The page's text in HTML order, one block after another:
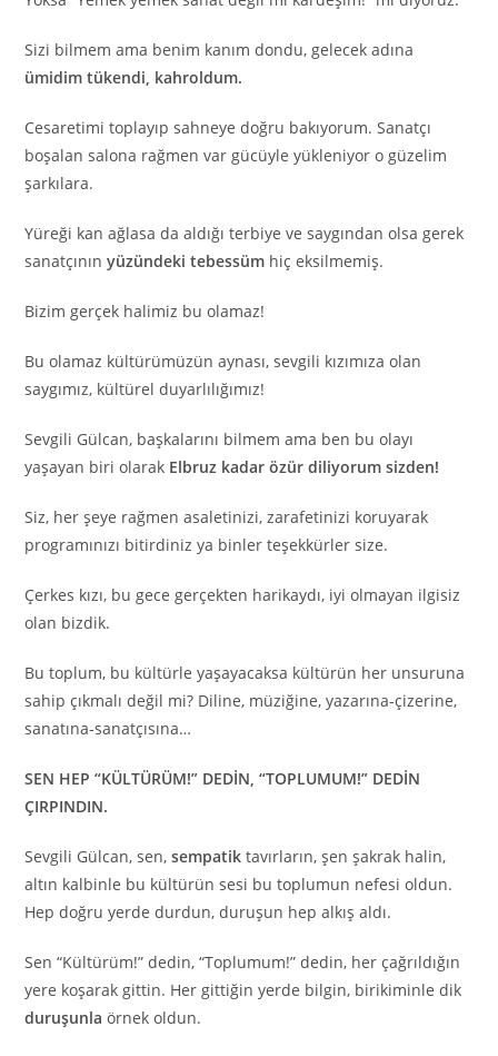
Sizi bilmem ama benim kanım dondu, gelecek adına
ümidim tükendi, kahroldum.
Cesaretimi toplayıp sahneye doğru bakıyorum. Sanatçı
boşalan salona rağmen var gücüyle yükleniyor o güzelim
şarkılara.
Yüreği kan ağlasa da aldığı terbiye ve saygından olsa gerek
sanatçınınyüzündeki tebessüm hiç eksilmemiş.
Bizim gerçek halimiz bu olamaz!
Bu olamaz kültürümüzün aynası, sevgili kızımıza olan
saygımız, kültürel duyarlılığımız!
Sevgili Gülcan, başkalarını bilmem ama ben bu olayı
yaşayan biri olarak Elbruz kadar özür diliyorum sizden!
Siz, her şeye rağmen asaletinizi, zarafetinizi koruyarak
programınızı bitirdiniz ya binler teşekkürler size.
Çerkes kızı, bu gece gerçekten harikaydı, iyi olmayan ilgisiz
olan bizdik.
Bu toplum, bu kültürle yaşayacaksa kültürün her unsuruna
sahip çıkmalı değil mi? Diline, müziğine, yazarına-çizerine,
sanatına-sanatçısına…
SEN HEP “KÜLTÜRÜM!” DEDİN, “TOPLUMUM!” DEDİN
ÇIRPINDIN.
Sevgili Gülcan, sen,sempatik tavırların, şen şakrak halin,
altın kalbinle bu kültürün sesi bu toplumun nefesi oldun.
Hep doğru yerde durdun, duruşun hep alkış aldı.
Sen “Kültürüm!” dedin, “Toplumum!” dedin, her çağrıldığın
yere koşarak gittin. Her gittiğin yerde bilgin, birikiminle dik
duruşunla örnek oldun.